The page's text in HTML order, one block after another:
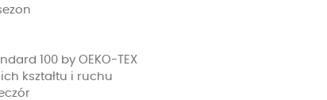
100 by OEKO-TEX
kształtu i ruchu